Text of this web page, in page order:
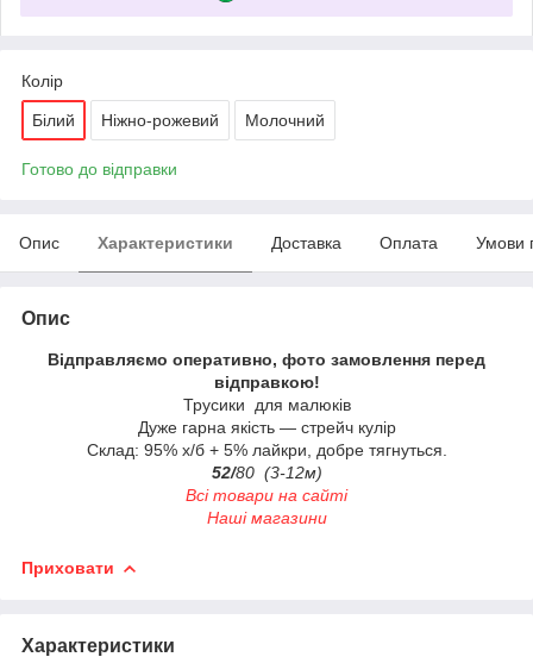
Колір
Білий Ніжно-рожевий Молочний
Готово до відправки
Опис Характеристики Доставка Оплата Умови
Опис
Відправляємо оперативно, фото замовлення перед
відправкою!
Трусики для малюків
Дуже гарна якість — стрейч кулір
Склад: 95% х/б + 5% лайкри, добре тягнуться.
52/80 (3-12м)
Всі товари на сайті
Наші магазини
Приховати
Характеристики